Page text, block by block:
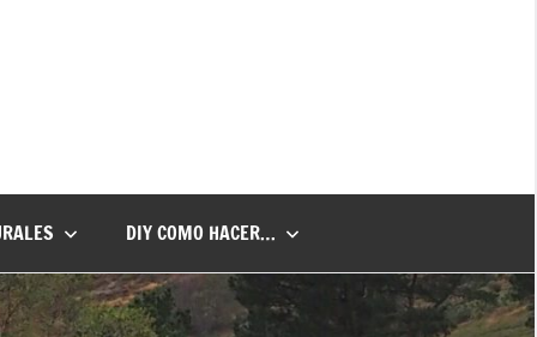
DIY COMO HACER…